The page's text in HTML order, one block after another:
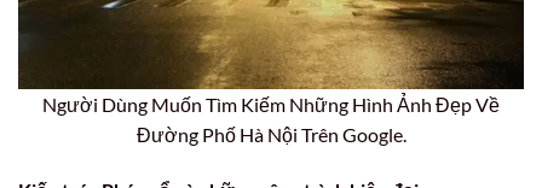
Người Dùng Muốn Tìm Kiếm Những Hình Ảnh Đẹp Về
Đường Phố Hà Nội Trên Google.